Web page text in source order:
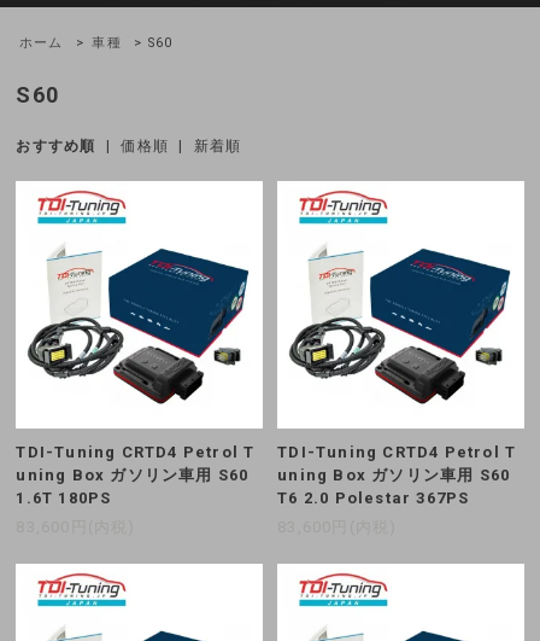
ホーム > 車種 > S60
S60
おすすめ順 |価格順 新着順
TDI-Tuning CRTD4 Petrol T
uning Box ガソリン車用 S60
1.6T 180PS
TDI-Tuning CRTD4 Petrol T
uning Box ガソリン車用 S60
T6 2.0 Polestar 367PS